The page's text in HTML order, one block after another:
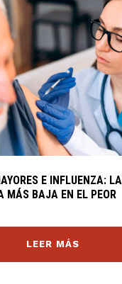
E INFLUENZA: LA
MÁS BAJA EN EL PEOR
LEER MÁS